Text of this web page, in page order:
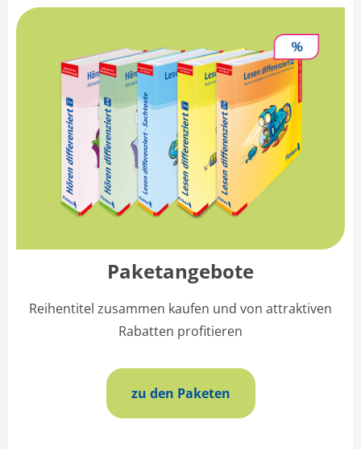
Paketangebote
Reihentitel zusammen kaufen und von attraktiven
Rabatten profitieren
zu den Paketen